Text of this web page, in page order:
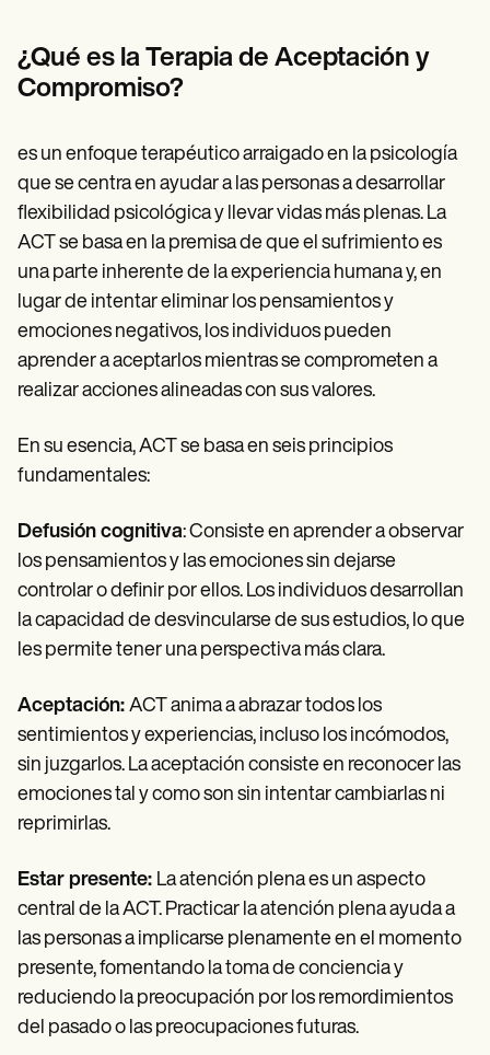
Demos
Training Hub
Webinars
Pricing
Why Carepatron?
Login
Get started
¿Qué es la Terapia de Aceptación y
Compromiso?
es un enfoque terapéutico arraigado en la psicología
que se centra en ayudar a las personas a desarrollar
flexibilidad psicológica y llevar vidas más plenas. La
ACT se basa en la premisa de que el sufrimiento es
una parte inherente de la experiencia humana y, en
lugar de intentar eliminar los pensamientos y
emociones negativos, los individuos pueden
aprender a aceptarlos mientras se comprometen a
realizar acciones alineadas con sus valores.
En su esencia, ACT se basa en seis principios
fundamentales:
Defusión cognitiva: Consiste en aprender a observar
los pensamientos y las emociones sin dejarse
controlar o definir por ellos. Los individuos desarrollan
la capacidad de desvincularse de sus estudios, lo que
les permite tener una perspectiva más clara.
Aceptación: ACT anima a abrazar todos los
sentimientos y experiencias, incluso los incómodos,
sin juzgarlos. La aceptación consiste en reconocer las
emociones tal y como son sin intentar cambiarlas ni
reprimirlas.
Estar presente: La atención plena es un aspecto
central de la ACT. Practicar la atención plena ayuda a
las personas a implicarse plenamente en el momento
presente, fomentando la toma de conciencia y
reduciendo la preocupación por los remordimientos
del pasado o las preocupaciones futuras.